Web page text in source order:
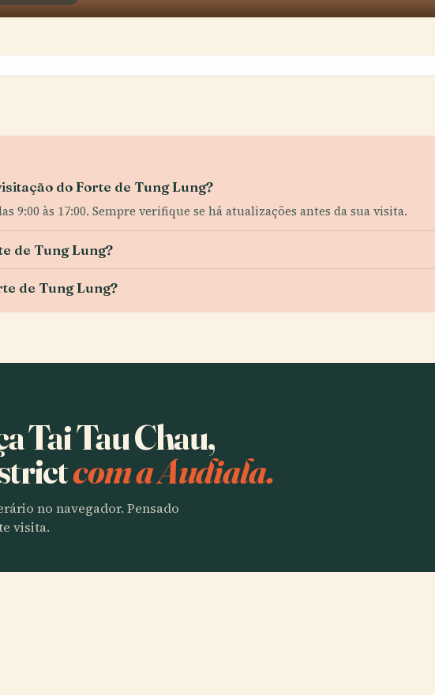
do Forte de Tung Lung?
9:00 às 17:00. Sempre verifique se há atualizações antes da sua visita.
de Tung Lung?
de Tung Lung?
Tai Tau Chau,
com a Audiala.
no navegador. Pensado
visita.